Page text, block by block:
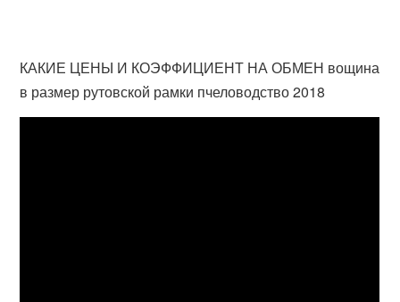
КАКИЕ ЦЕНЫ И КОЭФФИЦИЕНТ НА ОБМЕН вощина
в размер рутовской рамки пчеловодство 2018